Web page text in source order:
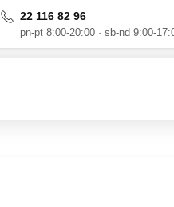
22 116 82 96
pn-pt 8:00-20:00 · sb-nd 9:00-